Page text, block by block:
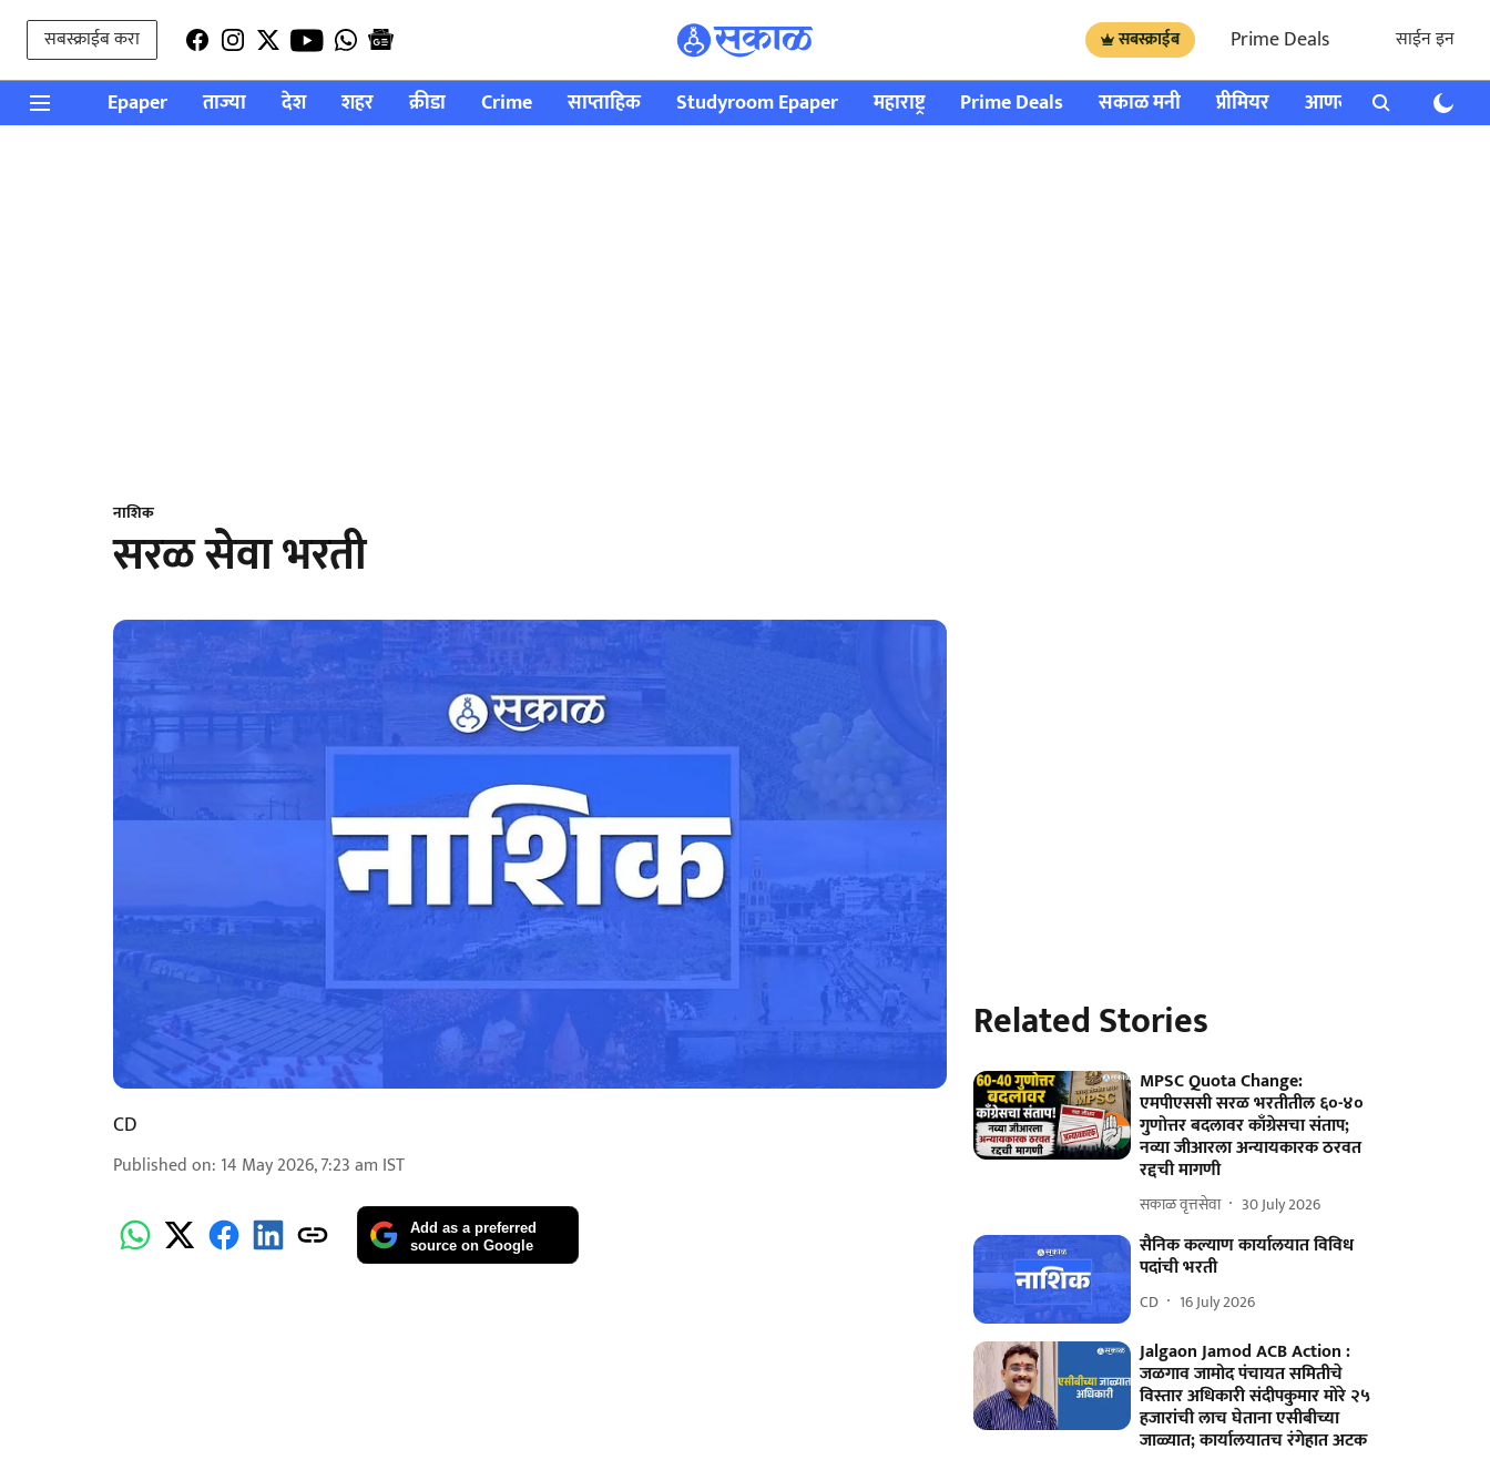
सबस्क्राईब करा सबस्क्राईब Prime Deals साईन इन
Epaper ताज्या देश शहर क्रीडा Crime साप्ताहिक Studyroom Epaper महाराष्ट्र Prime Deals सकाळ मनी प्रीमियर आणखी राशी भविष्य
नाशिक
सरळ सेवा भरती
CD
Published on: 14 May 2026, 7:23 am IST
Add as a preferred
source on Google
Related Stories
MPSC Quota Change:
एमपीएससी सरळ भरतीतील ६०-४०
गुणोत्तर बदलावर काँग्रेसचा संताप;
नव्या जीआरला अन्यायकारक ठरवत
रद्दची मागणी
सकाळ वृत्तसेवा 30 July 2026
सैनिक कल्याण कार्यालयात विविध
पदांची भरती
CD 16 July 2026
Jalgaon Jamod ACB Action :
जळगाव जामोद पंचायत समितीचे
विस्तार अधिकारी संदीपकुमार मोरे २५
हजारांची लाच घेताना एसीबीच्या
जाळ्यात; कार्यालयातच रंगेहात अटक